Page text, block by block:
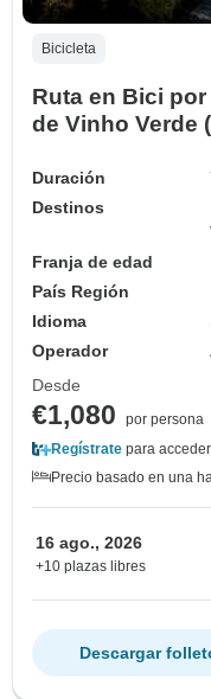
Bicicleta
Ruta en Bici
de Vinho Verde
Duración
Destinos
Franja de edad
País Región
Idioma
Operador
Desde
€1,080
por persona
Regístrate para
Precio basado en una
16 ago., 2026
+10 plazas libres
Descargar